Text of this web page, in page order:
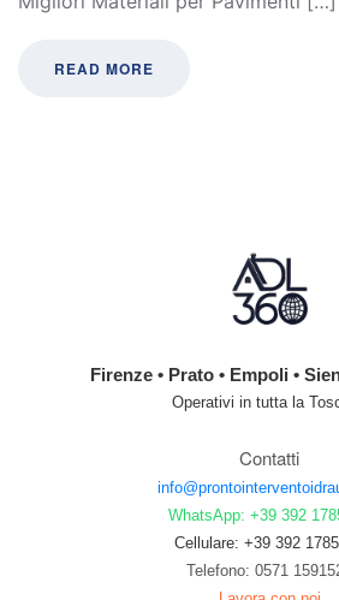
READ MORE
Firenze • Prato • Empoli •
Operativi in tutta la
Contatti
WhatsApp: +39 392
Cellulare: +39 392
Telefono: 0571